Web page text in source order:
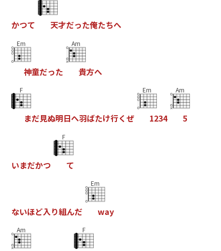
かつて 天才だった俺たちへ
Em
神童だった
Am
貴方へ
F
まだ見ぬ明日へ羽ばたけ行くぜ
Em
1234
Am
5
いまだかつ
F
て
ないほど入り組んだ
Em
way
Am F